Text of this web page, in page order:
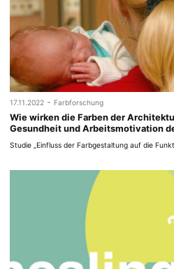
17.11.2022 - Farbforschung
Wie wirken die Farben der
Gesundheit und Arbeitsmotivation
Studie „Einfluss der Farbgestaltung auf die